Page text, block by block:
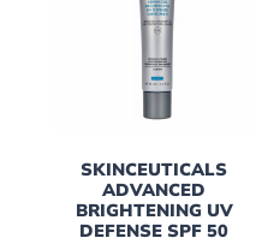
SKINCEUTICALS
ADVANCED
BRIGHTENING UV
DEFENSE SPF 50